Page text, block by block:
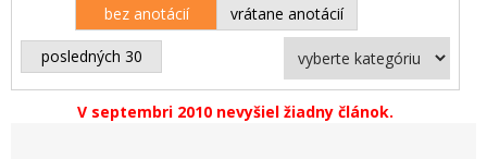
bez anotácií vrátane anotácií
posledných 30
V septembri 2010 nevyšiel žiadny článok.